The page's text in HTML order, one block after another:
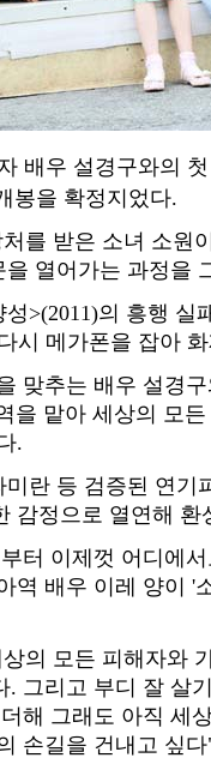
배우 설경구와의
봉을 확정지었다.
를 받은 소녀 소원
열어가는 과정을
>(2011)의 흥행 실
시 메가폰을 잡아
맞추는 배우 설경
을 맡아 세상의 모
.
란 등 검증된 연기
감정으로 열연해
터 이제껏 어디에
역 배우 이레 양이 '
의 모든 피해자와
. 그리고 부디 잘 살
해 그래도 아직 세
손길을 건내고 싶